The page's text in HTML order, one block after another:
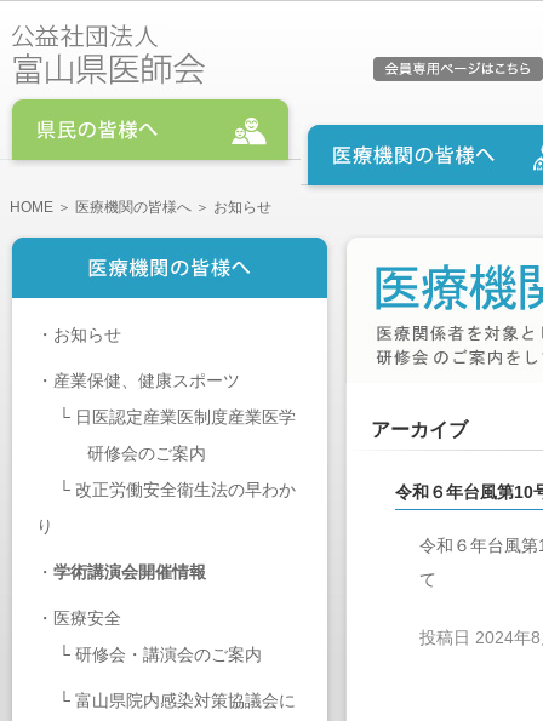
HOME ＞ 医療機関の皆様へ ＞ お知らせ
・ お知らせ
・ 産業保健、健康スポーツ
└ 日医認定産業医制度産業医学
研修会のご案内
└ 改正労働安全衛生法の早わか
り
・ 学術講演会開催情報
・ 医療安全
└ 研修会・講演会のご案内
└ 富山県院内感染対策協議会に
アーカイブ
令和６年台風第10
令和６年台風
て
投稿日 2024年